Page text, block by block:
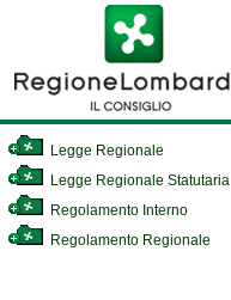
Legge Regionale
Legge Regionale Statutaria
Regolamento Interno
Regolamento Regionale